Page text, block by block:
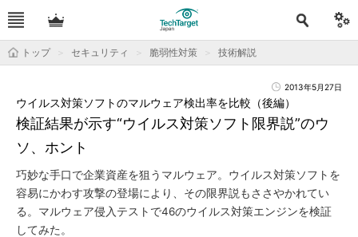
トップ セキュリティ 脆弱性対策 技術解説
2013年5月27日
検証結果が示す“ウイルス対策ソフト限界説”のウ
ソ、ホント
ウイルス対策ソフトのマルウェア検出率を比較（後編）
巧妙な手口で企業資産を狙うマルウェア。ウイルス対策ソフトを
容易にかわす攻撃の登場により、その限界説もささやかれてい
る。マルウェア侵入テストで46のウイルス対策エンジンを検証
してみた。